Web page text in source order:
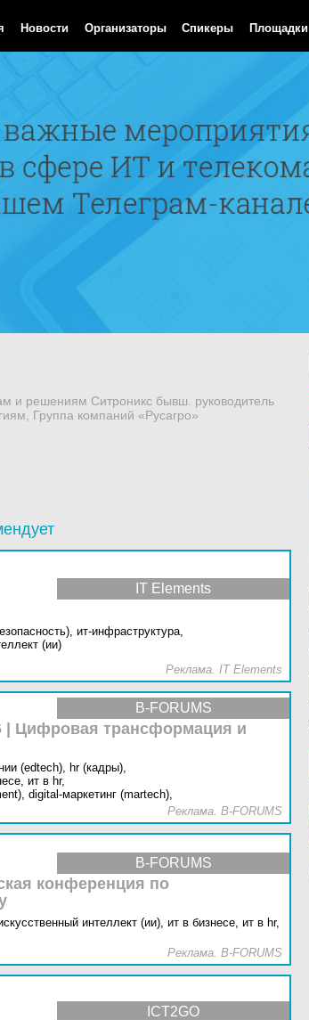
Новости Организаторы Спикеры Площадки
и решениям Ситроникс бывш. руководитель
Группа компаний «Русагро»
IT Elements
ит-инфраструктура,
(ии)
Реклама. IT Elements
B-FORUMS
| Цифровая трансформация и
(edtech), hr (кадры),
ит в hr,
digital-маркетинг (martech),
Реклама. B-FORUMS
B-FORUMS
конференция по
интеллект (ии), ит в бизнесе, ит в hr,
Реклама. B-FORUMS
ICT2GO